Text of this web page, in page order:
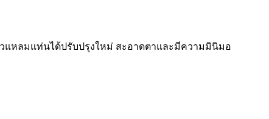
แหลมแท่นได้ปรับปรุงใหม่ สะอาดตาและมีความมินิมอ